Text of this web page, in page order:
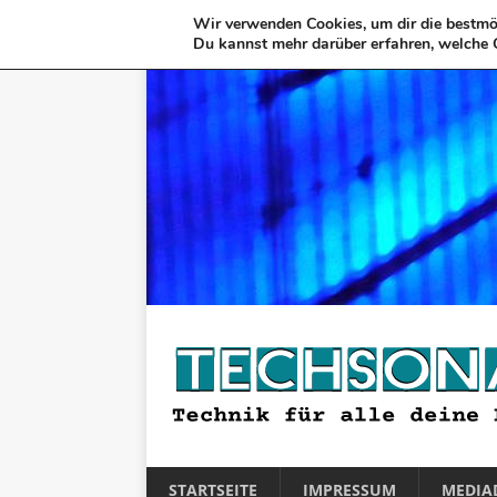
STARTSEITE IMPRESSUM
Wir verwenden Cookies, um dir die
Du kannst mehr darüber erfahren,